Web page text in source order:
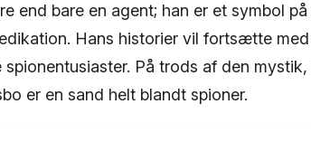
end bare en agent; han er et symbol
Hans historier vil fortsætte
På trods af den
er en sand helt blandt spioner.